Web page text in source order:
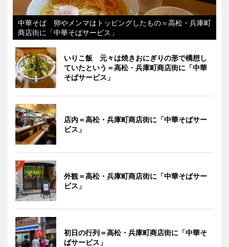
中華そば 卵やメンマはトッピングしたもの＝高松・兵庫町
商店街に「中華そばサービス」
いりこ飯 元々は焼きおにぎりの形で構想し
ていたという＝高松・兵庫町商店街に「中華
そばサービス」
店内＝高松・兵庫町商店街に「中華そばサー
ビス」
外観＝高松・兵庫町商店街に「中華そばサー
ビス」
初日の行列＝高松・兵庫町商店街に「中華そ
ばサービス」